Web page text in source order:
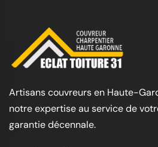
Artisans couvreurs en Haute-
notre expertise au service de
garantie décennale.